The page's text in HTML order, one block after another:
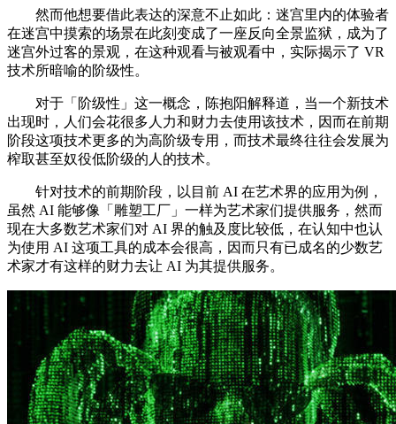
然而他想要借此表达的深意不止如此：迷宫里内的体验者
在迷宫中摸索的场景在此刻变成了一座反向全景监狱，成为了
迷宫外过客的景观，在这种观看与被观看中，实际揭示了 VR
技术所暗喻的阶级性。
对于「阶级性」这一概念，陈抱阳解释道，当一个新技术
出现时，人们会花很多人力和财力去使用该技术，因而在前期
阶段这项技术更多的为高阶级专用，而技术最终往往会发展为
榨取甚至奴役低阶级的人的技术。
针对技术的前期阶段，以目前 AI 在艺术界的应用为例，
虽然 AI 能够像「雕塑工厂」一样为艺术家们提供服务，然而
现在大多数艺术家们对 AI 界的触及度比较低，在认知中也认
为使用 AI 这项工具的成本会很高，因而只有已成名的少数艺
术家才有这样的财力去让 AI 为其提供服务。